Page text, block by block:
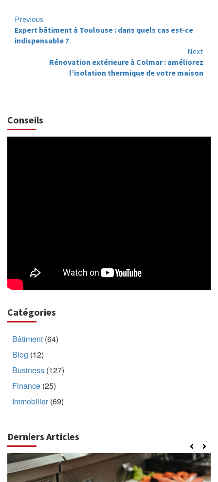
Continue
Reading
Previous
Expert bâtiment à Toulouse : dans quels cas est-ce
indispensable ?
Next
Rénovation extérieure à Colmar : améliorez
l’isolation thermique de votre maison
Conseils
Catégories
Bâtiment (64)
Blog (12)
Business (127)
Finance (25)
Immobilier(69)
Derniers Articles